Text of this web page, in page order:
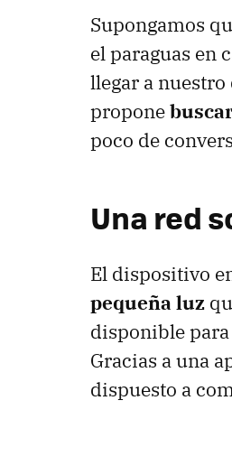
Supongamos
el paraguas en
llegar a
propone
poco de
Una red
El dispositivo
pequeña luz
disponible
Gracias a una
dispuesto a